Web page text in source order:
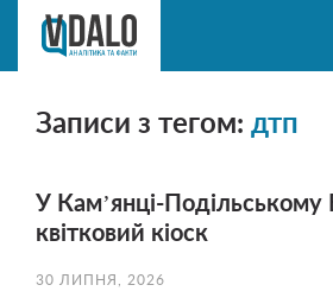
Записи з тегом: дтп
У Камʼянці-Подільському
квітковий кіоск
30 ЛИПНЯ, 2026